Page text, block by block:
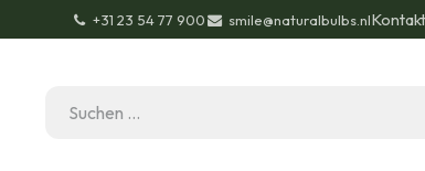
+31 23 54 77 900 smile@naturalbulbs.nl